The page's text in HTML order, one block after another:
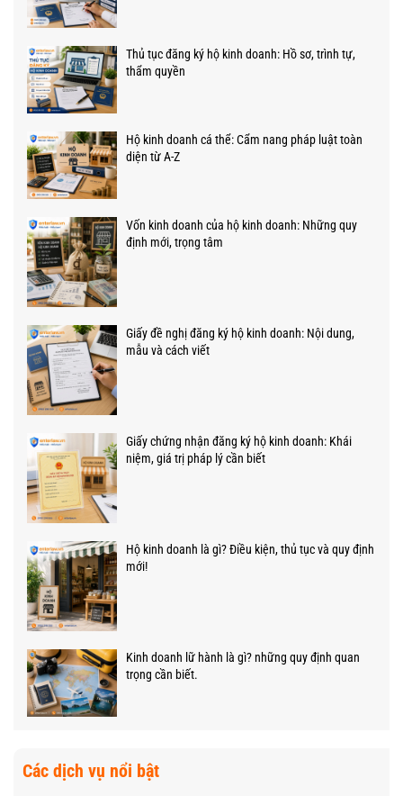
Thủ tục đăng ký hộ kinh doanh: Hồ sơ, trình tự,
thẩm quyền
Hộ kinh doanh cá thể: Cẩm nang pháp luật toàn
diện từ A-Z
Vốn kinh doanh của hộ kinh doanh: Những quy
định mới, trọng tâm
Giấy đề nghị đăng ký hộ kinh doanh: Nội dung,
mẫu và cách viết
Giấy chứng nhận đăng ký hộ kinh doanh: Khái
niệm, giá trị pháp lý cần biết
Hộ kinh doanh là gì? Điều kiện, thủ tục và quy định
mới!
Kinh doanh lữ hành là gì? những quy định quan
trọng cần biết.
Các dịch vụ nổi bật